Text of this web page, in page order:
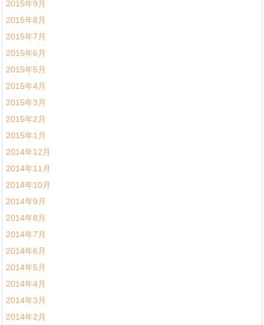
2015年9月
2015年8月
2015年7月
2015年6月
2015年5月
2015年4月
2015年3月
2015年2月
2015年1月
2014年12月
2014年11月
2014年10月
2014年9月
2014年8月
2014年7月
2014年6月
2014年5月
2014年4月
2014年3月
2014年2月